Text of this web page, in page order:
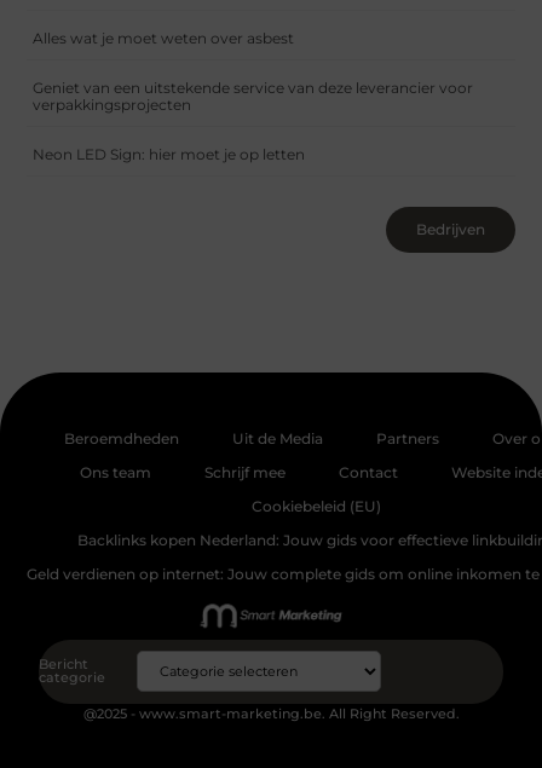
Alles wat je moet weten over asbest
Geniet van een uitstekende service van deze leverancier voor
verpakkingsprojecten
Neon LED Sign: hier moet je op letten
Bedrijven
Beroemdheden Uit de Media Partners
Over
Ons team
Schrijf mee Contact
Website
Cookiebeleid (EU)
Backlinks kopen Nederland: Jouw gids voor effectieve
Geld verdienen op internet: Jouw complete gids om online inkomen
Bericht
categorie
@2025 - www.smart-marketing.be. All Right Reserved.